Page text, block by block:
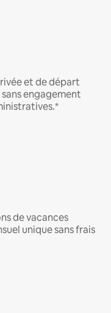
et de départ
engagement
de vacances
unique sans frais